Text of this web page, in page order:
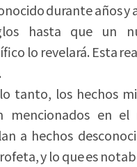
durante años y
hasta que un
lo revelará. Esta
tanto, los hechos
mencionados en el
a hechos
y lo que es